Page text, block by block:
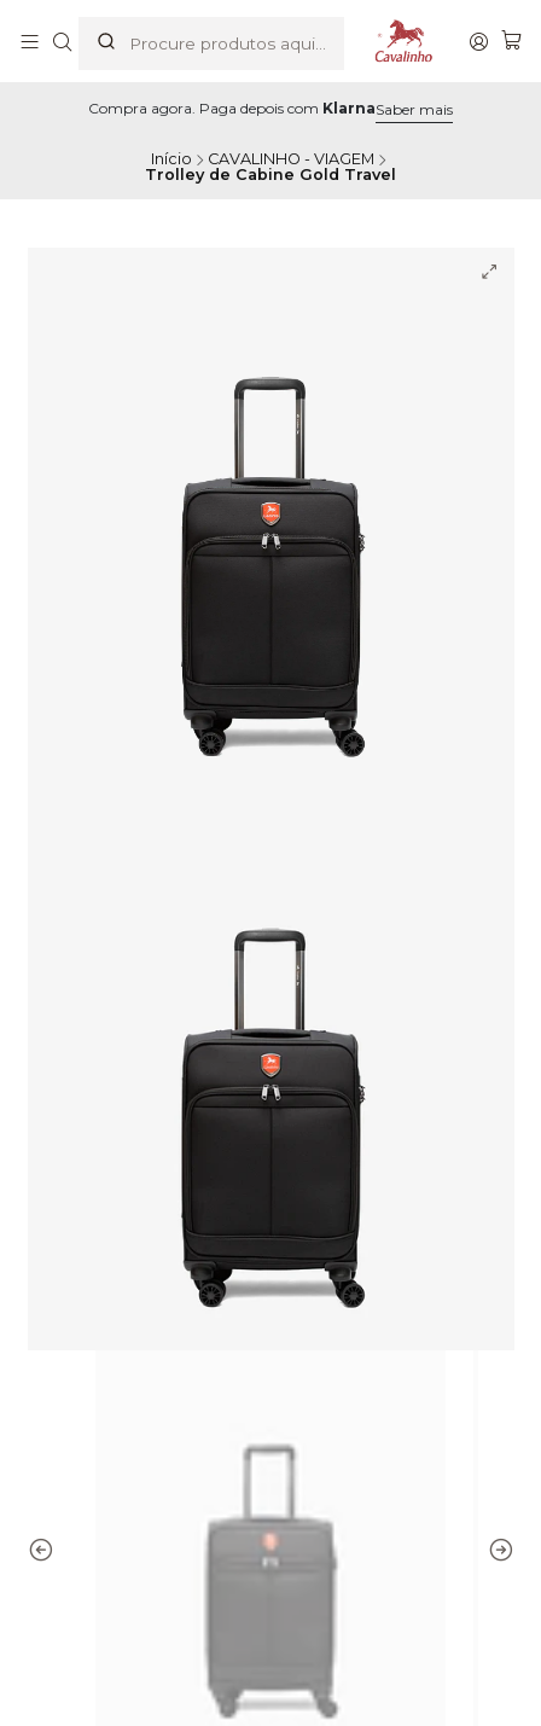
Compra agora. Paga depois com KlarnaSaber mais
Início
CAVALINHO - VIAGEM
Trolley de Cabine Gold Travel